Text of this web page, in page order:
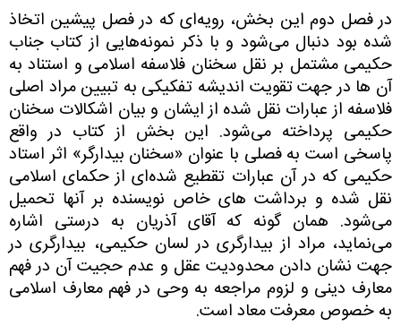
در فصل دوم این بخش، رویه‌ای که در فصل پیشین اتخاذ
شده بود دنبال می‌شود و با ذکر نمونه‌هایی از کتاب جناب
حکیمی ‌مشتمل بر نقل سخنان فلاسفه اسلامی‌ و استناد به
آن ها در جهت تقویت اندیشه تفکیکی به تبیین مراد اصلی
فلاسفه از عبارات نقل شده از ایشان و بیان اشکالات سخنان
حکیمی‌ پرداخته می‌شود. این بخش از کتاب در واقع
پاسخی است به فصلی با عنوان «سخنان بیدارگر» اثر استاد
حکیمی‌ که در آن عبارات تقطیع شده‌ای از حکمای اسلامی‌
نقل شده و برداشت های خاص نویسنده بر آنها تحمیل
می‌شود. همان گونه که آقای آذریان به درستی اشاره
می‌نماید، مراد از بیدارگری در لسان حکیمی، بیدارگری در
جهت نشان دادن محدودیت عقل و عدم حجیت آن در فهم
معارف دینی و لزوم مراجعه به وحی در فهم معارف اسلامی
به خصوص معرفت معاد است.